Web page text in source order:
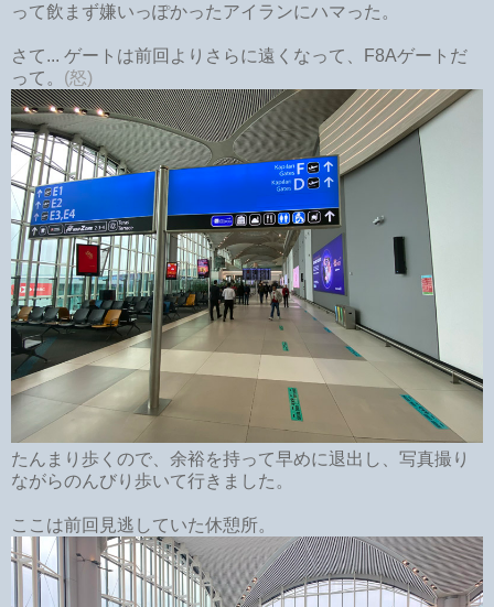
って飲まず嫌いっぽかったアイランにハマった。
さて... ゲートは前回よりさらに遠くなって、F8Aゲートだ
って。 (怒)
たんまり歩くので、余裕を持って早めに退出し、写真撮り
ながらのんびり歩いて行きました。
ここは前回見逃していた休憩所。